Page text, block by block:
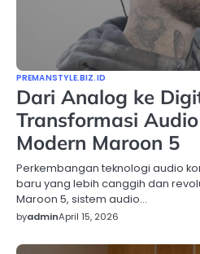
PREMANSTYLE.BIZ.ID
Dari Analog ke
Transformasi
Modern Maroon 5
Perkembangan teknologi audio
baru yang lebih canggih dan
Maroon 5, sistem audio…
byadminApril 15, 2026